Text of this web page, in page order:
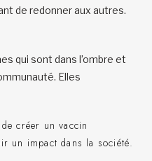
de redonner aux autres.
qui sont dans l’ombre et
Elles
créer un vaccin
un impact dans la société.